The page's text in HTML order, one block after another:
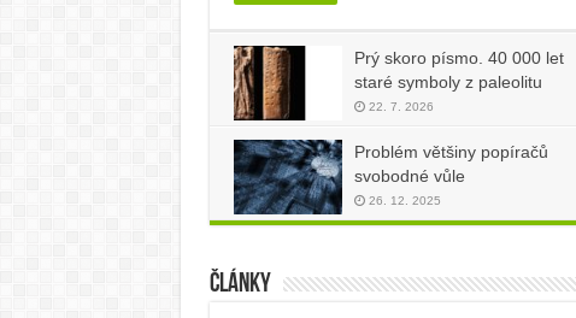
Prý skoro písmo. 40 000 let
staré symboly z paleolitu
22. 7. 2026
Problém většiny popíračů
svobodné vůle
26. 12. 2025
Články